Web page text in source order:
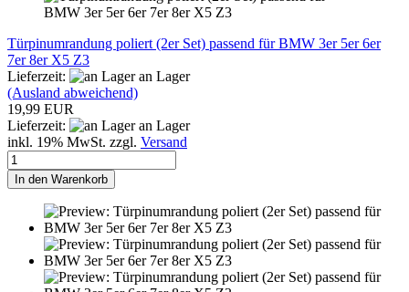
Türpinumrandung poliert (2er Set) passend für BMW 3er 5er 6er
7er 8er X5 Z3
Lieferzeit:
an Lager
(Ausland abweichend)
19,99 EUR
Lieferzeit:
an Lager
inkl. 19% MwSt. zzgl. Versand
In den Warenkorb